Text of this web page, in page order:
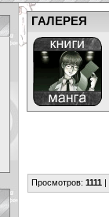
ГАЛЕРЕЯ
Просмотров: 1111 |